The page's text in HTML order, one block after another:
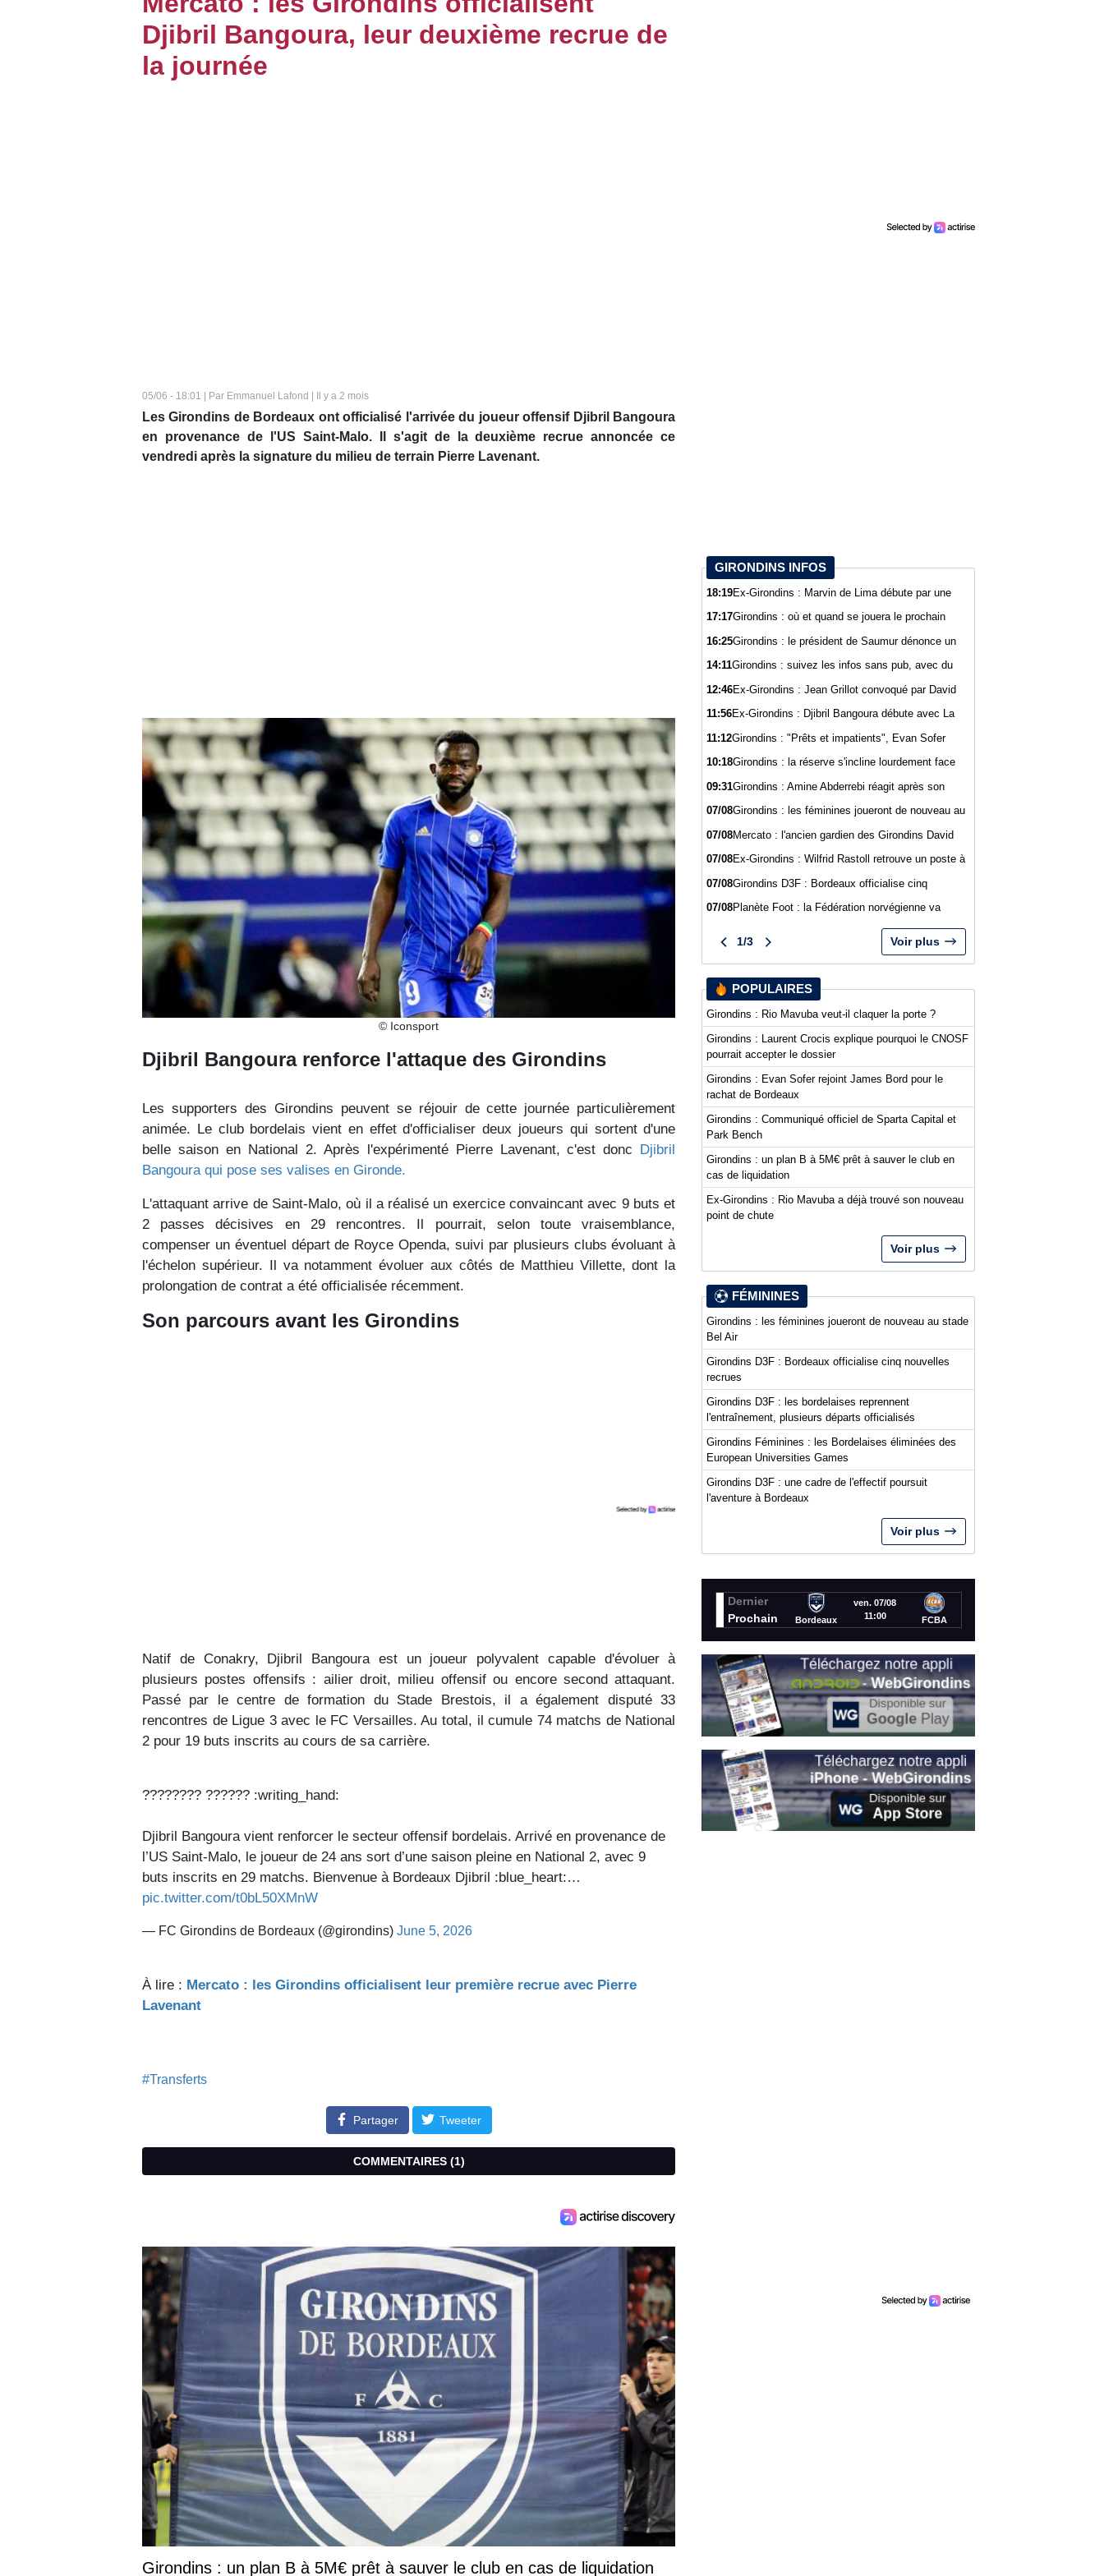
Djibril Bangoura, leur deuxième recrue de
la journée
05/06 - 18:01 | Par Emmanuel Lafond | Il y a 2 mois
Les Girondins de Bordeaux ont officialisé l'arrivée du joueur offensif Djibril Bangoura
en provenance de l'US Saint-Malo. Il s'agit de la deuxième recrue annoncée ce
vendredi après la signature du milieu de terrain Pierre Lavenant.
© Iconsport
Djibril Bangoura renforce l'attaque des Girondins
Les supporters des Girondins peuvent se réjouir de cette journée particulièrement
animée. Le club bordelais vient en effet d'officialiser deux joueurs qui sortent d'une
belle saison en National 2. Après l'expérimenté Pierre Lavenant, c'est donc Djibril
Bangoura qui pose ses valises en Gironde.
L'attaquant arrive de Saint-Malo, où il a réalisé un exercice convaincant avec 9 buts et
2 passes décisives en 29 rencontres. Il pourrait, selon toute vraisemblance,
compenser un éventuel départ de Royce Openda, suivi par plusieurs clubs évoluant à
l'échelon supérieur. Il va notamment évoluer aux côtés de Matthieu Villette, dont la
prolongation de contrat a été officialisée récemment.
Son parcours avant les Girondins
Natif de Conakry, Djibril Bangoura est un joueur polyvalent capable d'évoluer à
plusieurs postes offensifs : ailier droit, milieu offensif ou encore second attaquant.
Passé par le centre de formation du Stade Brestois, il a également disputé 33
rencontres de Ligue 3 avec le FC Versailles. Au total, il cumule 74 matchs de National
2 pour 19 buts inscrits au cours de sa carrière.
???????? ?????? :writing_hand:️
Djibril Bangoura vient renforcer le secteur offensif bordelais. Arrivé en provenance de
l’US Saint-Malo, le joueur de 24 ans sort d’une saison pleine en National 2, avec 9
buts inscrits en 29 matchs. Bienvenue à Bordeaux Djibril :blue_heart:…
pic.twitter.com/t0bL50XMnW
— FC Girondins de Bordeaux (@girondins) June 5, 2026
À lire : Mercato : les Girondins officialisent leur première recrue avec Pierre
Lavenant
#Transferts
Partager Tweeter
COMMENTAIRES (1)
Girondins : un plan B à 5M€ prêt à sauver le club en cas de liquidation
GIRONDINS INFOS
18:19Ex-Girondins : Marvin de Lima débute par une
17:17Girondins : où et quand se jouera le prochain
16:25Girondins : le président de Saumur dénonce un
14:11Girondins : suivez les infos sans pub, avec du
12:46Ex-Girondins : Jean Grillot convoqué par David
11:56Ex-Girondins : Djibril Bangoura débute avec La
11:12Girondins : "Prêts et impatients", Evan Sofer
10:18Girondins : la réserve s'incline lourdement face
09:31Girondins : Amine Abderrebi réagit après son
07/08Girondins : les féminines joueront de nouveau au
07/08Mercato : l'ancien gardien des Girondins David
07/08Ex-Girondins : Wilfrid Rastoll retrouve un poste à
07/08Girondins D3F : Bordeaux officialise cinq
07/08Planète Foot : la Fédération norvégienne va
Gianni Infantino
1/3 Voir plus
POPULAIRES
Girondins : Rio Mavuba veut-il claquer la porte ?
Girondins : Laurent Crocis explique pourquoi le CNOSF
pourrait accepter le dossier
Girondins : Evan Sofer rejoint James Bord pour le
rachat de Bordeaux
Girondins : Communiqué officiel de Sparta Capital et
Park Bench
Girondins : un plan B à 5M€ prêt à sauver le club en
cas de liquidation
Ex-Girondins : Rio Mavuba a déjà trouvé son nouveau
point de chute
Voir plus
FÉMININES
Girondins : les féminines joueront de nouveau au stade
Bel Air
Girondins D3F : Bordeaux officialise cinq nouvelles
recrues
Girondins D3F : les bordelaises reprennent
l'entraînement, plusieurs départs officialisés
Girondins Féminines : les Bordelaises éliminées des
European Universities Games
Girondins D3F : une cadre de l'effectif poursuit
l'aventure à Bordeaux
Voir plus
Dernier
Prochain
Bordeaux
ven. 07/08
11:00
FCBA